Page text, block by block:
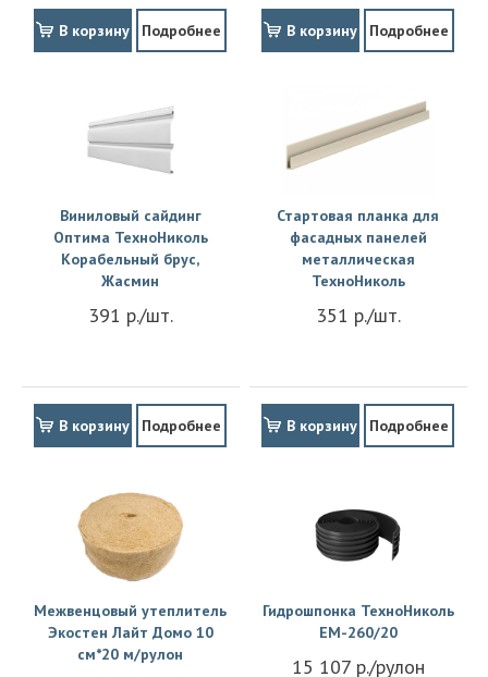
В корзину Подробнее В корзину Подробнее
Виниловый сайдинг
Оптима ТехноНиколь
Корабельный брус,
Жасмин
391 р./шт.
В корзину Подробнее
Стартовая планка для
фасадных панелей
металлическая
ТехноНиколь
351 р./шт.
В корзину Подробнее
Межвенцовый утеплитель
Экостен Лайт Домо 10
см*20 м/рулон
Гидрошпонка ТехноНиколь
EM-260/20
15 107 р./рулон